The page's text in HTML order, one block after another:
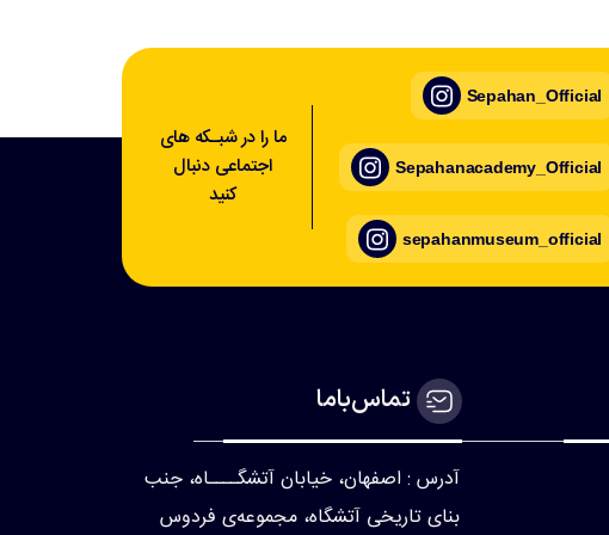
ما را در شبـکه های
اجتماعی دنبال
کنید
Sepahan_Official
Sepahanacademy_Official
sepahanmuseum_official
تماس‌با‌ما
آدرس : اصفهان، خیابان آتشگــــاه، جنب
بنای تاریخی آتشگاه، مجموعه‌ی فردوس